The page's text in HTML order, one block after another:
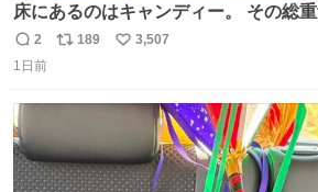
床にあるのはキャンディー。 その総
同等の重さだそうです。 鑑賞者は一
くなった人の一部を持ち帰っているよ
術館
返
信
2
リ
189
い
3,507
1日前